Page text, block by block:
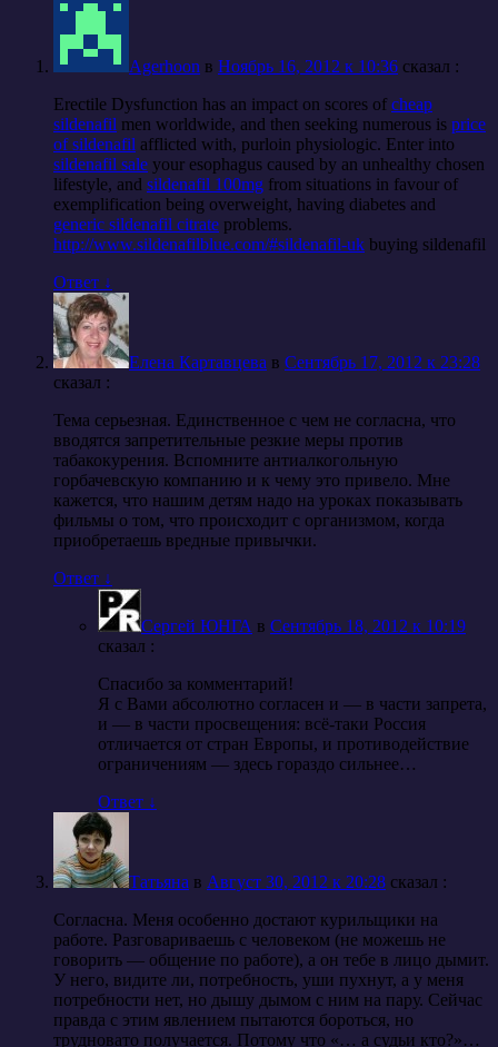
Agerhoon в Ноябрь 16, 2012 к 10:36 cказал :
Erectile Dysfunction has an impact on scores of cheap
sildenafil men worldwide, and then seeking numerous is price
of sildenafil afflicted with, purloin physiologic. Enter into
sildenafil sale your esophagus caused by an unhealthy chosen
lifestyle, and sildenafil 100mg from situations in favour of
exemplification being overweight, having diabetes and
generic sildenafil citrate problems.
http://www.sildenafilblue.com/#sildenafil-uk buying sildenafil
Ответ ↓
Елена Картавцева в Сентябрь 17, 2012 к 23:28
cказал :
Тема серьезная. Единственное с чем не согласна, что
вводятся запретительные резкие меры против
табакокурения. Вспомните антиалкогольную
горбачевскую компанию и к чему это привело. Мне
кажется, что нашим детям надо на уроках показывать
фильмы о том, что происходит с организмом, когда
приобретаешь вредные привычки.
Ответ ↓
Сергей ЮНГА в Сентябрь 18, 2012 к 10:19
cказал :
Спасибо за комментарий!
Я с Вами абсолютно согласен и — в части запрета,
и — в части просвещения: всё-таки Россия
отличается от стран Европы, и противодействие
ограничениям — здесь гораздо сильнее…
Ответ ↓
Татьяна в Август 30, 2012 к 20:28 cказал :
Согласна. Меня особенно достают курильщики на
работе. Разговариваешь с человеком (не можешь не
говорить — общение по работе), а он тебе в лицо дымит.
У него, видите ли, потребность, уши пухнут, а у меня
потребности нет, но дышу дымом с ним на пару. Сейчас
правда с этим явлением пытаются бороться, но
трудновато получается. Потому что «… а судьи кто?»…